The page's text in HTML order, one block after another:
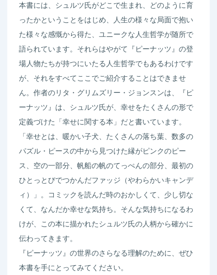
本書には、シュルツ氏がどこで生まれ、どのように育
ったかということをはじめ、人生の様々な局面で抱い
た様々な感慨から得た、ユニークな人生哲学が随所で
語られています。それらはやがて『ピーナッツ』の登
場人物たちが持つにいたる人生哲学でもあるわけです
が、それをすべてここでご紹介することはできませ
ん。作者のリタ・グリムズリー・ジョンスンは、『ピ
ーナッツ』は、シュルツ氏が、幸せをたくさんの形で
定義づけた「幸せに関する本」だと書いています。
「幸せとは、暖かい子犬、たくさんの落ち葉、数多の
パズル・ピースの中から見つけた縁がピンクのピー
ス、空の一部分、帆船の帆のてっぺんの部分、最初の
ひとっとびでつかんだファッジ（やわらかいキャンデ
ィ）」。コミックを読んだ時のおかしくて、少し切な
くて、なんだか幸せな気持ち。そんな気持ちになるわ
けが、この本に描かれたシュルツ氏の人柄から確かに
伝わってきます。
『ピーナッツ』の世界のさらなる理解のために、ぜひ
本書を手にとってみてください。